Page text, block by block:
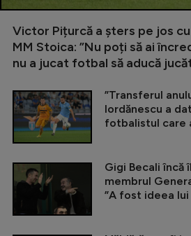
Victor Pițurcă a șters pe jos cu
MM Stoica: ”Nu poți să ai
nu a jucat fotbal să aducă
”Transferul
Iordănescu a
fotbalistul care
Gigi Becali încă
membrul
”A fost ideea lui